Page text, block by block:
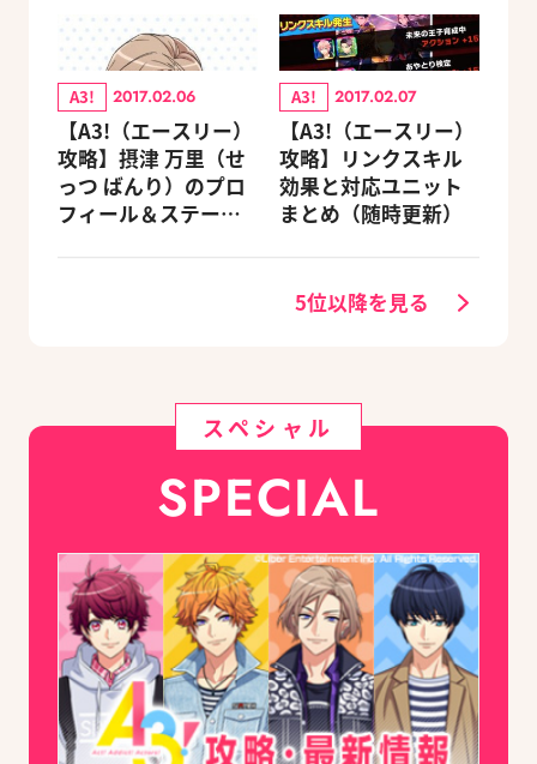
A3! 2017.02.06
【A3!（エースリー）
攻略】摂津 万里（せ
っつ ばんり）のプロ
フィール＆ステータ
A3! 2017.02.07
【A3!（エースリー）
攻略】リンクスキル
効果と対応ユニット
まとめ（随時更新）
5位以降を見る
スペシャル
SPECIAL